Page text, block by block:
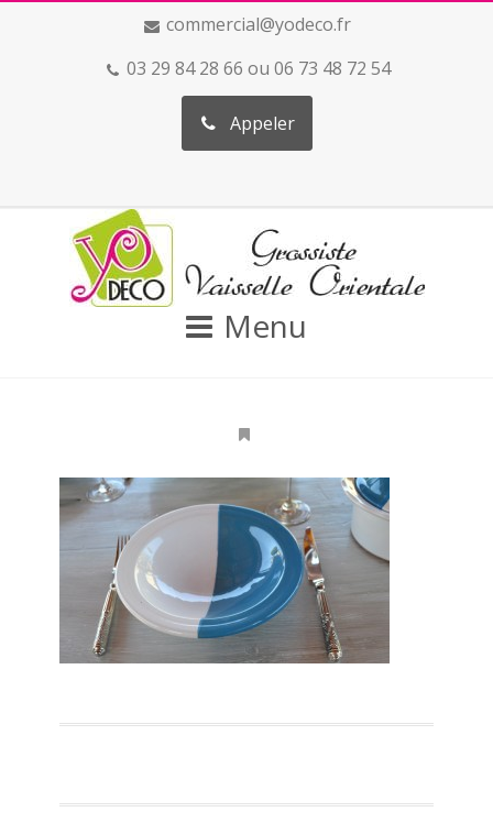
commercial@yodeco.fr
03 29 84 28 66 ou 06 73 48 72 54
Appeler
Menu